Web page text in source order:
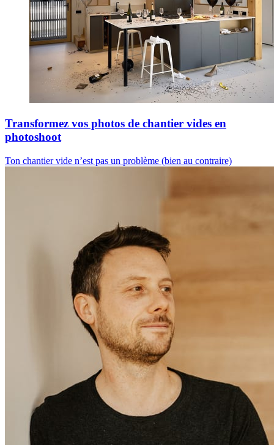
Transformez vos photos de chantier vides en
photoshoot
Ton chantier vide n’est pas un problème (bien au contraire)